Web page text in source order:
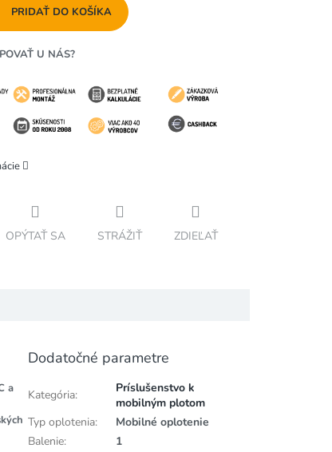
PRIDAŤ DO KOŠÍKA
U NÁS?
OPÝTAŤ SA STRÁŽIŤ ZDIEĽAŤ
a
Dodatočné parametre
Kategória:
Príslušenstvo k
mobilným plotom
Typ oplotenia:
Mobilné oplotenie
Balenie:
1